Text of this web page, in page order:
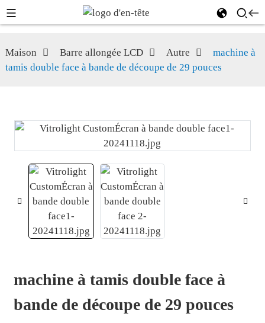
Maison Barre allongée LCD Autre
machine à
tamis double face à bande de découpe de 29 pouces
machine à tamis double face à
bande de découpe de 29 pouces